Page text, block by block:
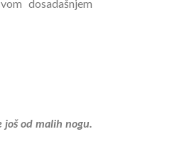
dosadašnjem
od malih nogu.